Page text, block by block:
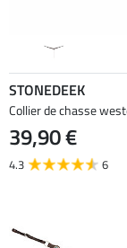
STONEDEEK
Collier de chasse
39,90 €
4.3 6